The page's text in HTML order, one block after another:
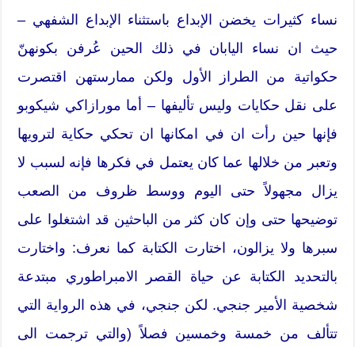
نساء كثيرات يخضن الإبداع باستثناء الإبداع الشفهي –
حيث ان نساء اليابان في ذلك الحين عُرفن بكونهنّ
حكواتية من الطراز الأول ولكن ممارستهن اقتصرت
على نقل حكايات وليس تأليفها – أما مورازاكي شيكوبو
فإنها حين رأت ان في امكانها ان تحكي حكاية لترويها
وتعبر من خلالها عما كان يعتمل في فكرها فإنه لسبب لا
يزال مجهولاً حتى اليوم ووسط ظروف من الصعب
توضيحها حتى وإن كان كثر من الباحثين قد اشتغلوا على
سبرها ولا يزالون، اختارت الكتابة كما نعرف: واختارت
بالتحديد الكتابة عن حياة القصر الامبراطوري مبتدعة
شخصية الأمير جنجي. لكن جنجي، في هذه الرواية التي
تتألف من خمسة وخمسين فصلاً (والتي ترجمت الى